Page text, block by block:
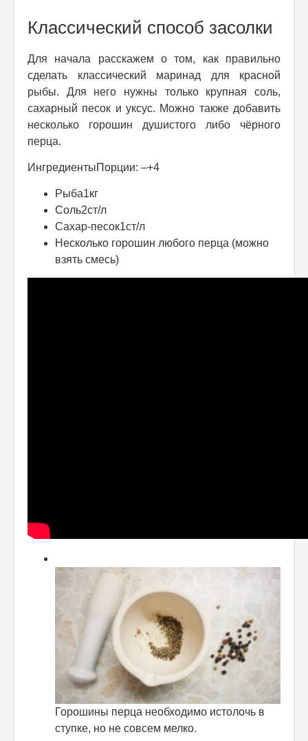
Классический способ засолки
Для начала расскажем о том, как правильно
сделать классический маринад для красной
рыбы. Для него нужны только крупная соль,
сахарный песок и уксус. Можно также добавить
несколько горошин душистого либо чёрного
перца.
ИнгредиентыПорции: –+4
Рыба1кг
Соль2ст/л
Сахар-песок1ст/л
Несколько горошин любого перца (можно
взять смесь)
Горошины перца необходимо истолочь в
ступке, но не совсем мелко.